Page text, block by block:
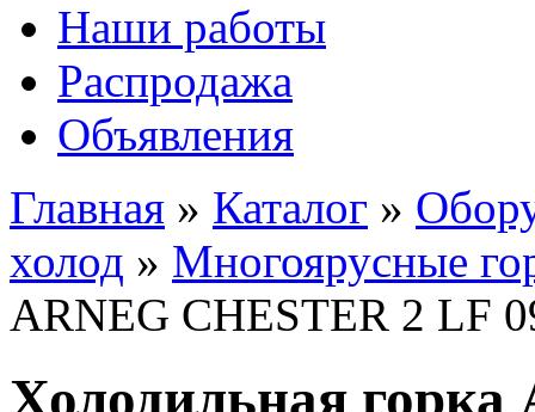
Наши работы
Распродажа
Объявления
Главная » Каталог »
холод » Многоярусные
ARNEG CHESTER 2 LF
Холодильная